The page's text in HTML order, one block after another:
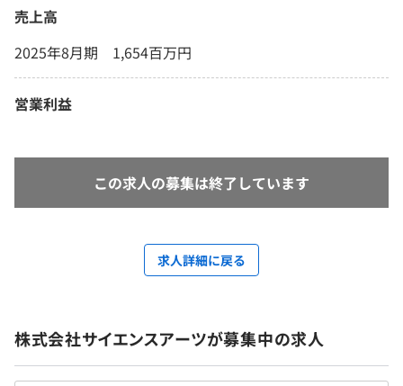
売上高
2025年8月期 1,654百万円
営業利益
この求人の募集は終了しています
求人詳細に戻る
株式会社サイエンスアーツが募集中の求人